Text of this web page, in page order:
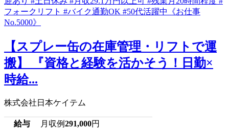
【スプレー缶の在庫管理・リフトで運
搬】 『資格と経験を活かそう！日勤×
時給...
株式会社日本ケイテム
給与 月収例291,000円